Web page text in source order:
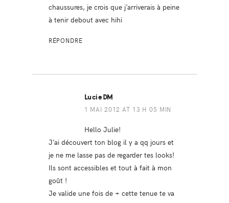
chaussures, je crois que j’arriverais à peine
à tenir debout avec hihi
RÉPONDRE
LucieDM
1 MAI 2012 AT 13 H 05 MIN
Hello Julie!
J’ai découvert ton blog il y a qq jours et
je ne me lasse pas de regarder tes looks!
Ils sont accessibles et tout à fait à mon
goût !
Je valide une fois de + cette tenue te va